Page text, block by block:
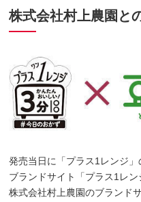
株式会社村上農園と
発売当日に「プラス1レンジ」
ブランドサイト「プラス1レ
株式会社村上農園のブランド